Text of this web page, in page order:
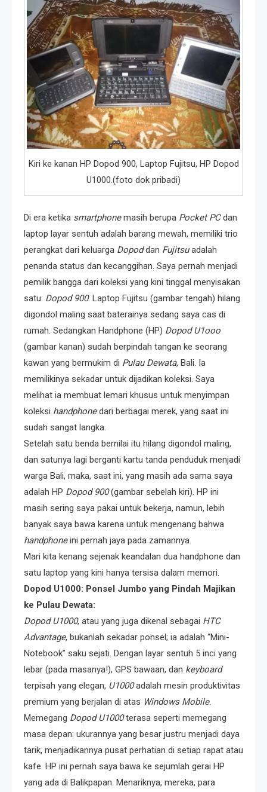
Kiri ke kanan HP Dopod 900, Laptop Fujitsu, HP Dopod
U1000.(foto dok pribadi)
Di era ketika smartphonemasih berupa Pocket PCdan
laptop layar sentuh adalah barang mewah, memiliki trio
perangkat dari keluarga Dopoddan Fujitsuadalah
penanda status dan kecanggihan. Saya pernah menjadi
pemilik bangga dari koleksi yang kini tinggal menyisakan
satu: Dopod 900. Laptop Fujitsu (gambar tengah) hilang
digondol maling saat baterainya sedang saya cas di
rumah. Sedangkan Handphone (HP) Dopod U1ooo
(gambar kanan) sudah berpindah tangan ke seorang
kawan yang bermukim di Pulau Dewata, Bali. Ia
memilikinya sekadar untuk dijadikan koleksi. Saya
melihat ia membuat lemari khusus untuk menyimpan
koleksi handphonedari berbagai merek, yang saat ini
sudah sangat langka.
Setelah satu benda bernilai itu hilang digondol maling,
dan satunya lagi berganti kartu tanda penduduk menjadi
warga Bali, maka, saat ini, yang masih ada sama saya
adalah HP Dopod 900(gambar sebelah kiri). HP ini
masih sering saya pakai untuk bekerja, namun, lebih
banyak saya bawa karena untuk mengenang bahwa
handphoneini pernah jaya pada zamannya.
Mari kita kenang sejenak keandalan dua handphone dan
satu laptop yang kini hanya tersisa dalam memori.
Dopod U1000: Ponsel Jumbo yang Pindah Majikan
ke Pulau Dewata:
Dopod U1000, atau yang juga dikenal sebagai HTC
Advantage, bukanlah sekadar ponsel; ia adalah “Mini-
Notebook” saku sejati. Dengan layar sentuh 5 inci yang
lebar (pada masanya!), GPS bawaan, dan keyboard
terpisah yang elegan, U1000adalah mesin produktivitas
premium yang berjalan di atas Windows Mobile.
Memegang Dopod U1000terasa seperti memegang
masa depan: ukurannya yang besar justru menjadi daya
tarik, menjadikannya pusat perhatian di setiap rapat atau
kafe. HP ini pernah saya bawa ke sejumlah gerai HP
yang ada di Balikpapan. Menariknya, mereka, para